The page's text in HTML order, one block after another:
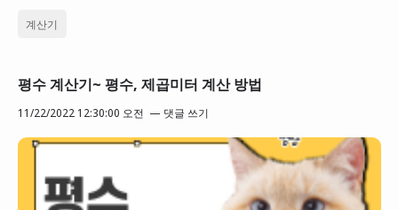
계산기
평수 계산기~ 평수, 제곱미터 계산 방법
11/22/2022 12:30:00 오전 댓글 쓰기